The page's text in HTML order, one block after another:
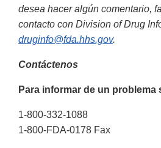
desea hacer algún comentario,
contacto con Division of Drug
druginfo@fda.hhs.gov.
Contáctenos
Para informar de un problema
1-800-332-1088
1-800-FDA-0178 Fax